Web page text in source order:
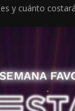
y cuánto